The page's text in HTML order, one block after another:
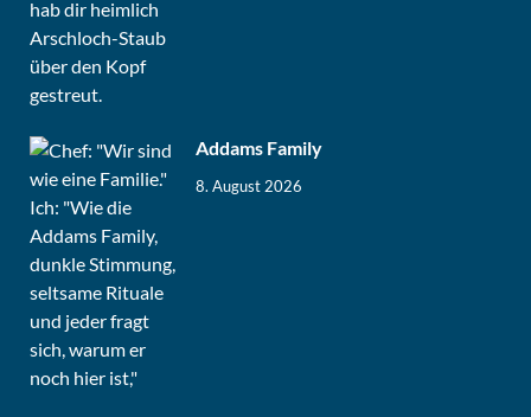
Addams Family
8. August 2026